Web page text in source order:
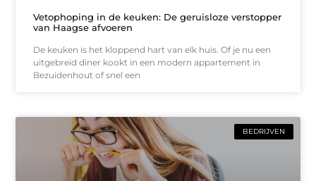
Vetophoping in de keuken: De geruisloze verstopper
van Haagse afvoeren
De keuken is het kloppend hart van elk huis. Of je nu een
uitgebreid diner kookt in een modern appartement in
Bezuidenhout of snel een
BEDRIJVEN